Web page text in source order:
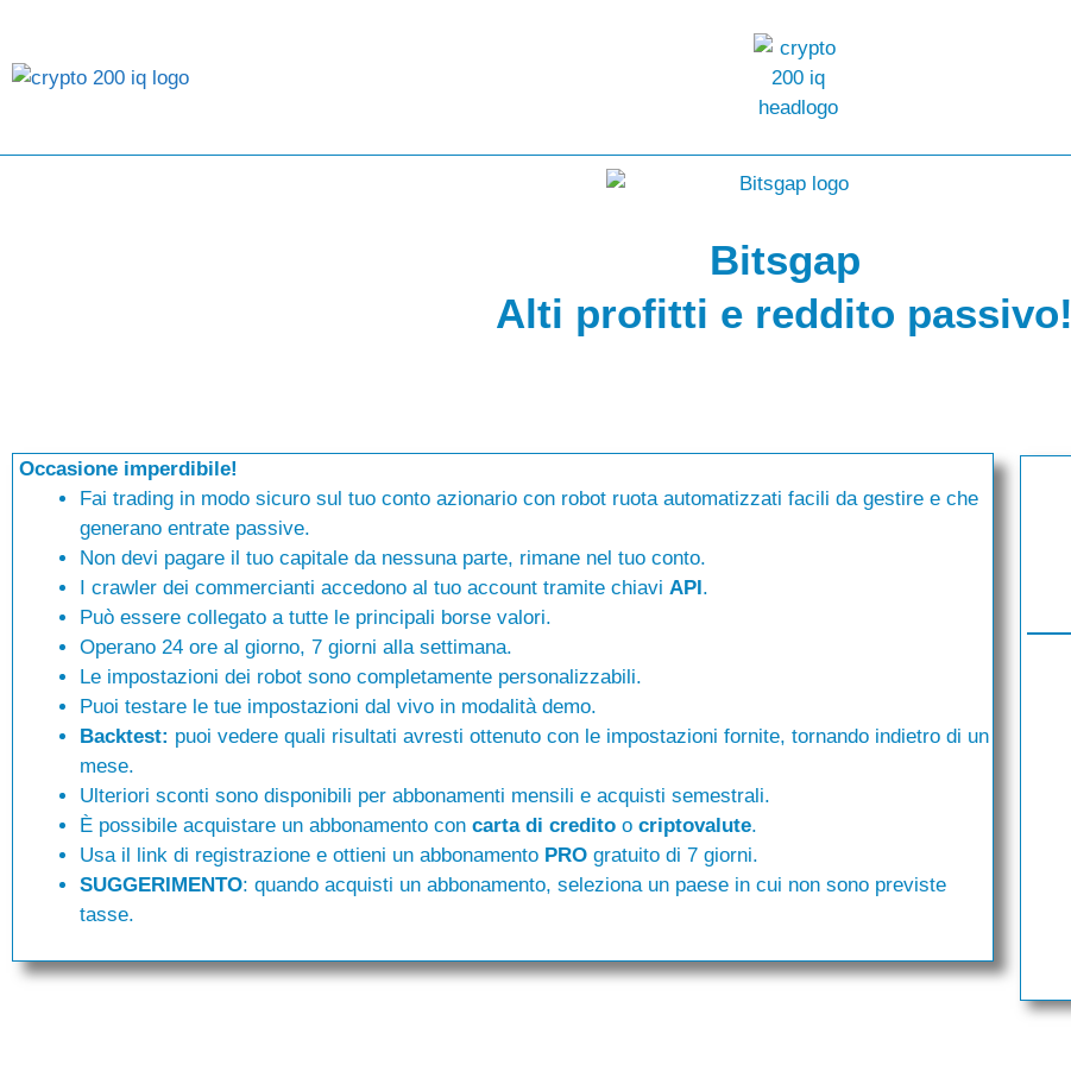
Bitsgap
Alti profitti e reddito passivo!
Occasione imperdibile!
Fai trading in modo sicuro sul tuo conto azionario con robot ruota automatizzati facili da gestire e che
generano entrate passive.
Non devi pagare il tuo capitale da nessuna parte, rimane nel tuo conto.
I crawler dei commercianti accedono al tuo account tramite chiavi API.
Può essere collegato a tutte le principali borse valori.
Operano 24 ore al giorno, 7 giorni alla settimana.
Le impostazioni dei robot sono completamente personalizzabili.
Puoi testare le tue impostazioni dal vivo in modalità demo.
Backtest: puoi vedere quali risultati avresti ottenuto con le impostazioni fornite, tornando indietro di un
mese.
Ulteriori sconti sono disponibili per abbonamenti mensili e acquisti semestrali.
È possibile acquistare un abbonamento con carta di credito o criptovalute.
Usa il link di registrazione e ottieni un abbonamento PRO gratuito di 7 giorni.
SUGGERIMENTO: quando acquisti un abbonamento, seleziona un paese in cui non sono previste
tasse.